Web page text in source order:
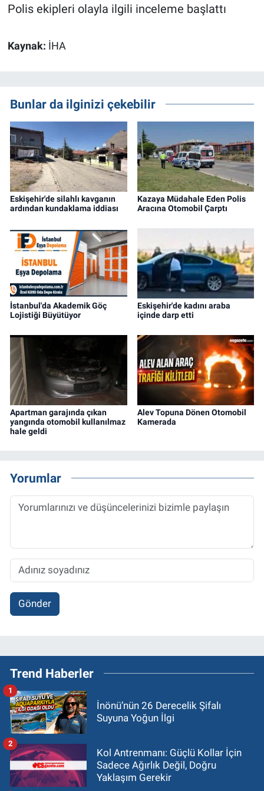
Polis ekipleri olayla ilgili inceleme başlattı
Kaynak: İHA
Bunlar da ilginizi çekebilir
Eskişehir'de silahlı kavganın
ardından kundaklama iddiası
Kazaya Müdahale Eden Polis
Aracına Otomobil Çarptı
İstanbul'da Akademik Göç
Lojistiği Büyütüyor
Eskişehir'de kadını araba
içinde darp etti
Apartman garajında çıkan
yangında otomobil kullanılmaz
hale geldi
Alev Topuna Dönen Otomobil
Kamerada
Yorumlar
Gönder
Trend Haberler
İnönü’nün 26 Derecelik Şifalı
Suyuna Yoğun İlgi
1
Kol Antrenmanı: Güçlü Kollar İçin
Sadece Ağırlık Değil, Doğru
Yaklaşım Gerekir
2